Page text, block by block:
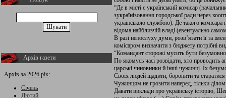
Архів газети
Архів за 2026 рік:
Січень
Лютий
“Де в місті є український комісар
зукраїнізовання городської ради через
українською службою). Де такого комісара
відома найблизчій владі (евентуально
В разі непослуху думи, розв’язати її та
комісаром визначити з бюджету потрібні
“Командант сторожі мусить бути
По якомусь часі розвідати, хто проводить
царські чиновники й інші чужинці. Їх
Своїх людей щадити, боронити та
Чужинцям не грозити наперед, тільки
Давати виклади про українську історію,